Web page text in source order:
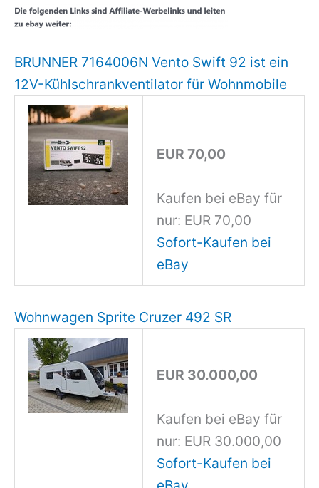
BRUNNER 7164006N Vento Swift 92 ist ein
12V-Kühlschrankventilator für Wohnmobile
EUR 70,00
Kaufen bei eBay für
nur: EUR 70,00
Sofort-Kaufen bei
eBay
Wohnwagen Sprite Cruzer 492 SR
EUR 30.000,00
Kaufen bei eBay für
nur: EUR 30.000,00
Sofort-Kaufen bei